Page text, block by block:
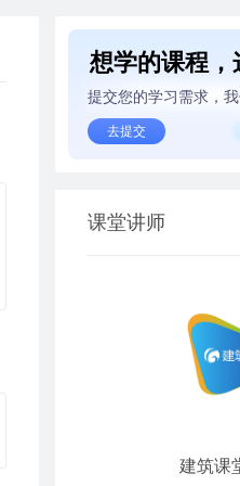
想学的课程，
提交您的学习需求，
去提交
课堂讲师
建筑课